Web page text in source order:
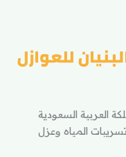
العربية السعودية
المياه وعزل